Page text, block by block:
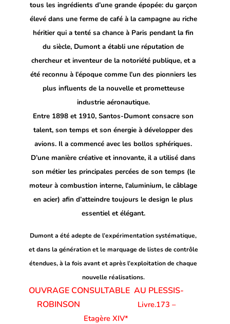
tous les ingrédients d’une grande épopée: du garçon
élevé dans une ferme de café à la campagne au riche
héritier qui a tenté sa chance à Paris pendant la fin
du siècle, Dumont a établi une réputation de
chercheur et inventeur de la notoriété publique, et a
été reconnu à l’époque comme l’un des pionniers les
plus influents de la nouvelle et prometteuse
industrie aéronautique.
Entre 1898 et 1910, Santos-Dumont consacre son
talent, son temps et son énergie à développer des
avions. Il a commencé avec les bollos sphériques.
D’une manière créative et innovante, il a utilisé dans
son métier les principales percées de son temps (le
moteur à combustion interne, l’aluminium, le câblage
en acier) afin d’atteindre toujours le design le plus
essentiel et élégant.
Dumont a été adepte de l’expérimentation systématique,
et dans la génération et le marquage de listes de contrôle
étendues, à la fois avant et après l’exploitation de chaque
nouvelle réalisations.
OUVRAGE CONSULTABLE AU PLESSIS-
ROBINSON
Livre.173 –
Etagère XIV*